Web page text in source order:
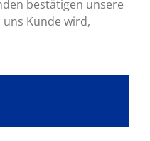
bestätigen unsere
Kunde wird,